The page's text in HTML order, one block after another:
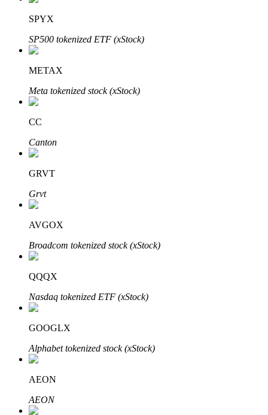
Inversión automática
Obtenga ganancias a largo plazo e intereses flexibles
Aprender Staking
Obtenga más información sobre cómo obtener ingresos pasivos
Bitrue
AI
Bitrue Partners
SPYX
SP500 tokenized ETF (xStock)
METAX
Meta tokenized stock (xStock)
CC
Canton
GRVT
Grvt
AVGOX
Broadcom tokenized stock (xStock)
QQQX
Nasdaq tokenized ETF (xStock)
GOOGLX
Alphabet tokenized stock (xStock)
AEON
AEON